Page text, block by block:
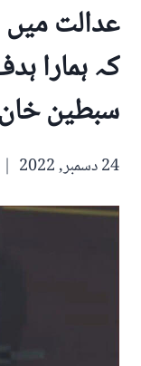
عدالت میں
کہ ہمارا
سبطین خان
24 دسمبر, 2022